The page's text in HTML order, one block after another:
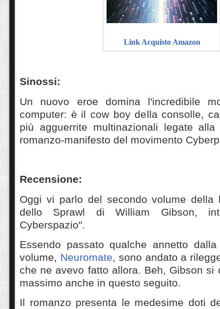
Link Acquisto Amazon
Sinossi:
Un nuovo eroe domina l'incredibile
computer: è il cow boy della consolle,
più agguerrite multinazionali legate
romanzo-manifesto del movimento
Recensione:
Oggi vi parlo del secondo volume della
dello Sprawl di William Gibson,
Cyberspazio".
Essendo passato qualche annetto
volume, Neuromate, sono andato a
che ne avevo fatto allora. Beh, Gibson si
massimo anche in questo seguito.
Il romanzo presenta le medesime doti